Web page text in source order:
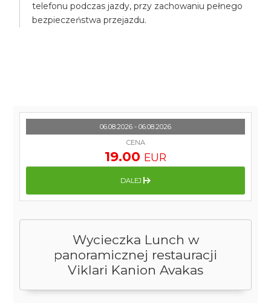
telefonu podczas jazdy, przy zachowaniu pełnego
bezpieczeństwa przejazdu.
Wycieczka Lunch w
panoramicznej restauracji
Viklari Kanion Avakas
06.08.2026 - 06.08.2026
CENA
19.00 EUR
DALEJ